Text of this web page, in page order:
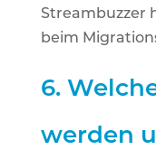
Streambuzzer
beim
6.
werden